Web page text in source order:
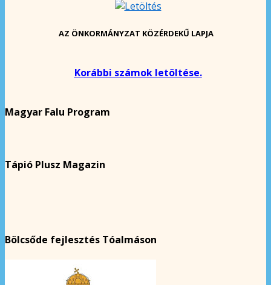
AZ ÖNKORMÁNYZAT KÖZÉRDEKŰ LAPJA
Korábbi számok letöltése.
Magyar Falu Program
Tápió Plusz Magazin
Bölcsőde fejlesztés Tóalmáson